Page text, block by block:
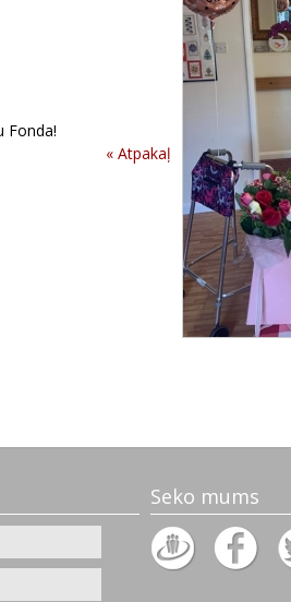
Fonda!
« Atpakaļ
Seko mums